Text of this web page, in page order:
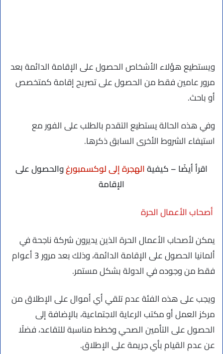
ويستطيع هؤلاء الأشخاص الحصول على الإقامة الدائمة بعد
مرور عامين فقط من الحصول على تصريح إقامة كمتخصص
أو باحث.
وفي هذه الحالة يستطيع التقدم بالطلب على الفور مع
استيفاء الشروط الأخرى السابق ذكرها.
اقرأ أيضًا – كيفيةالهجرة إلى لوكسمبورغوالحصول على
الإقامة
أصحاب الأعمال الحرة
يمكن لأصحاب الأعمال الحرة الذين يديرون شركة ناجحة في
ألمانيا الحصول على الإقامة الدائمة، وذلك بعد مرور 3 أعوام
فقط من وجوده في الدولة بشكل مستمر.
ويجب على هذه الفئة عدم تلقي أي أموال على الإطلاق من
مركز العمل أو مكتب الرعاية الاجتماعية، بالإضافة إلى
الحصول على التأمين الصحي وخطط مناسبة للتقاعد، فضلًا
عن عدم القيام بأي جريمة على الإطلاق.